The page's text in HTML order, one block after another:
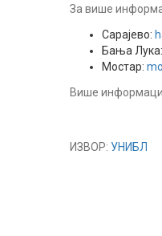
За више
Сарајево:
Бања Лука:
Мостар:
Више
ИЗВОР: УНИБЛ